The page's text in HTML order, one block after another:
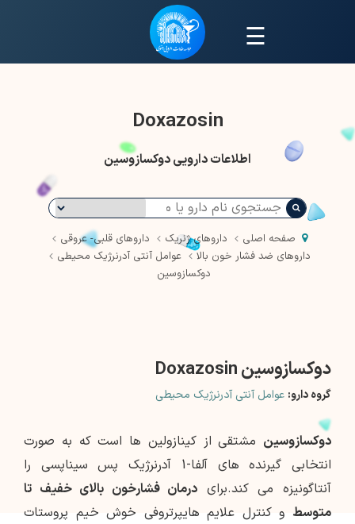
☰
Doxazosin
اطلاعات دارویی دوکسازوسین
صفحه اصلی داروهای ژنریک
داروهای قلبی- عروقی
داروهای ضد فشار خون بالا
عوامل آنتی آدرنرژیک محیطی
دوکسازوسین
دوکسازوسین Doxazosin
گروه دارو: عوامل آنتی آدرنرژیک محیطی
دوکسازوسین مشتقی از کینازولین ها است که به صورت
انتخابی گیرنده های آلفا-1 آدرنرژیک پس سیناپسی را
آنتاگونیزه می کند.برای درمان فشارخون بالای خفیف تا
متوسط و کنترل علایم هایپرتروفی خوش خیم پروستات